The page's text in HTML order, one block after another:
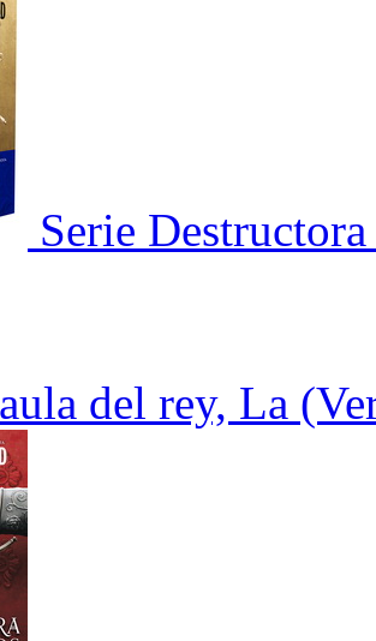
Serie
del rey, La